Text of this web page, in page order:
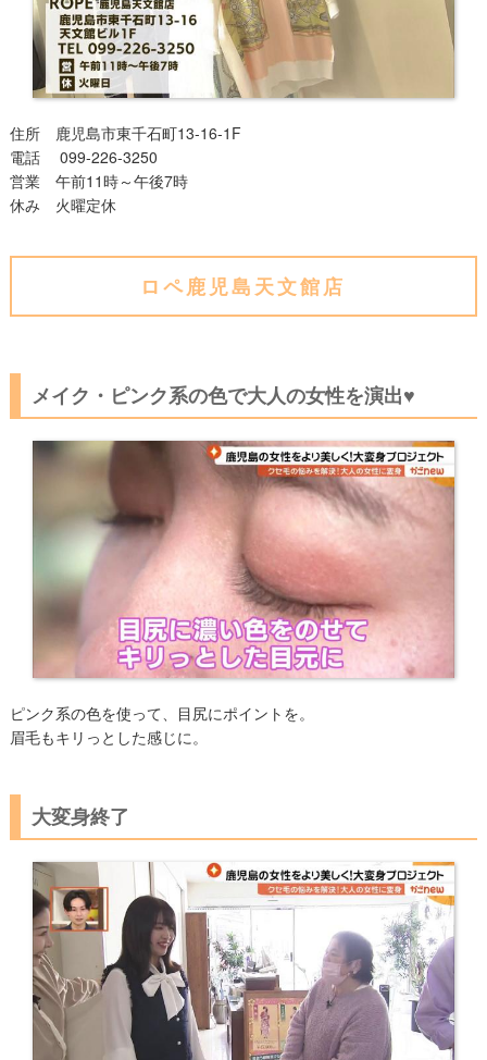
住所 鹿児島市東千石町13-16-1F
電話 099-226-3250
営業 午前11時～午後7時
休み 火曜定休
ロペ鹿児島天文館店
メイク・ピンク系の色で大人の女性を演出♥
ピンク系の色を使って、目尻にポイントを。
眉毛もキリっとした感じに。
大変身終了